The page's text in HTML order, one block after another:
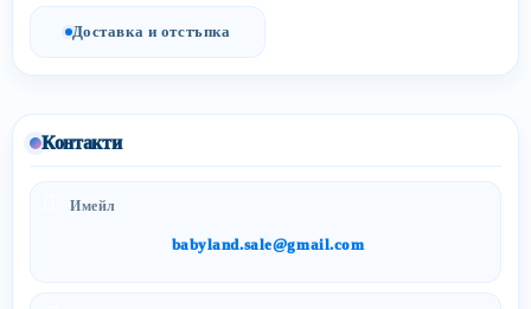
Доставка и отстъпка
Контакти
Имейл
babyland.sale@gmail.com